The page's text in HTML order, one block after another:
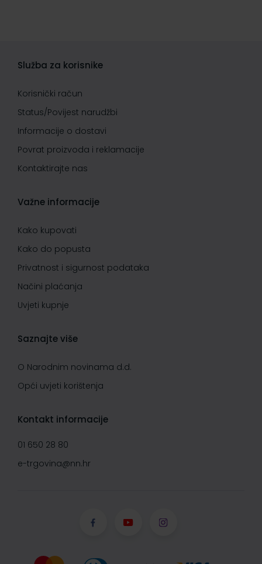
Služba za korisnike
Korisnički račun
Status/Povijest narudžbi
Informacije o dostavi
Povrat proizvoda i reklamacije
Kontaktirajte nas
Važne informacije
Kako kupovati
Kako do popusta
Privatnost i sigurnost podataka
Načini plaćanja
Uvjeti kupnje
Saznajte više
O Narodnim novinama d.d.
Opći uvjeti korištenja
Kontakt informacije
01 650 28 80
e-trgovina@nn.hr